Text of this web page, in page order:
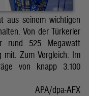
aus seinem wichtigen
Von der Türkerler
rund 525 Megawatt
mit. Zum Vergleich: Im
von knapp 3.100
APA/dpa-AFX